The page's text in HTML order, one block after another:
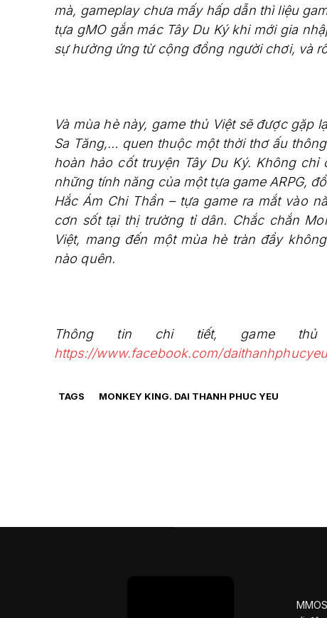
mà, gameplay chưa mấy hấp dẫn thì liệu
tựa gMO gắn mác Tây Du Ký khi mới gia
sự hưởng ứng từ cộng đồng người chơi, và
Và mùa hè này, game thủ Việt sẽ được gặp
Sa Tăng,… quen thuộc một thời thơ ấu
hoàn hảo cốt truyện Tây Du Ký. Không
những tính năng của một tựa game ARPG,
Hắc Ám Chi Thần – tựa game ra mắt vào
cơn sốt tại thị trường tỉ dân. Chắc chắn
Việt, mang đến một mùa hè tràn đầy
nào quên.
Thông tin chi tiết, game
https://www.facebook.com/
TAGS MONKEY KING. DAI THANH PHUC YEU